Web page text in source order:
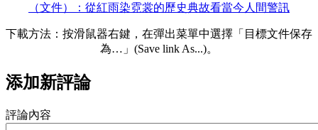
（文件）：從紅雨染霓裳的歷史典故看當今人間警訊
下載方法：按滑鼠器右鍵，在彈出菜單中選擇「目標文件保存
為…」(Save link As...)。
添加新評論
評論內容